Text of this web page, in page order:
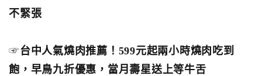
不緊張
☞台中人氣燒肉推薦！599元起兩小時燒肉吃到
飽，早鳥九折優惠，當月壽星送上等牛舌